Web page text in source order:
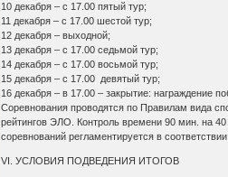
10 декабря – с 17.00 пятый тур;
11 декабря – с 17.00 шестой тур;
12 декабря – выходной;
13 декабря – с 17.00 седьмой тур;
14 декабря – с 17.00 восьмой тур;
15 декабря – с 17.00 девятый тур;
16 декабря – в 17.00 – закрытие: награждение
Соревнования проводятся по Правилам вида
рейтингов ЭЛО. Контроль времени 90 мин. на
соревнований регламентируется в
VI. УСЛОВИЯ ПОДВЕДЕНИЯ ИТОГОВ